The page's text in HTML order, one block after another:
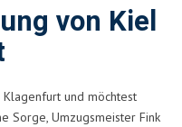
von Kiel
und möchtest
Sorge, Umzugsmeister Fink